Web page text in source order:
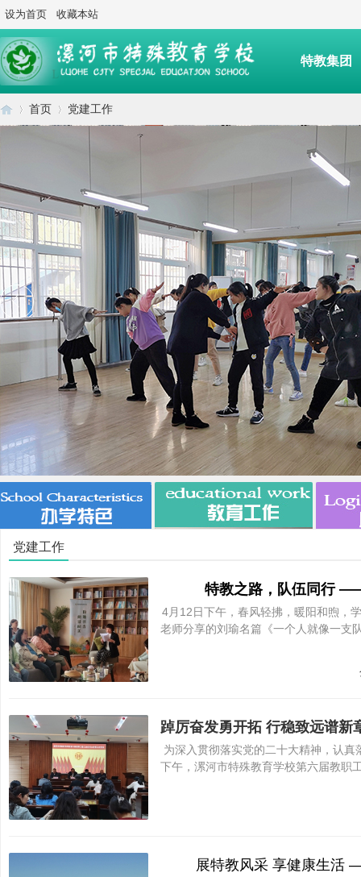
设为首页 收藏本站
特教集团
后勤服务
市
特
殊
首页 党建工作
党建工作
特教之路，队伍同行
4月12日下午，春风轻拂，暖阳和煦，
老师分享的刘瑜名篇《一个人就像一支
为深入贯彻落实党的二十大精神，认
下午，漯河市特殊教育学校第六届教职
展特教风采 享健康生活